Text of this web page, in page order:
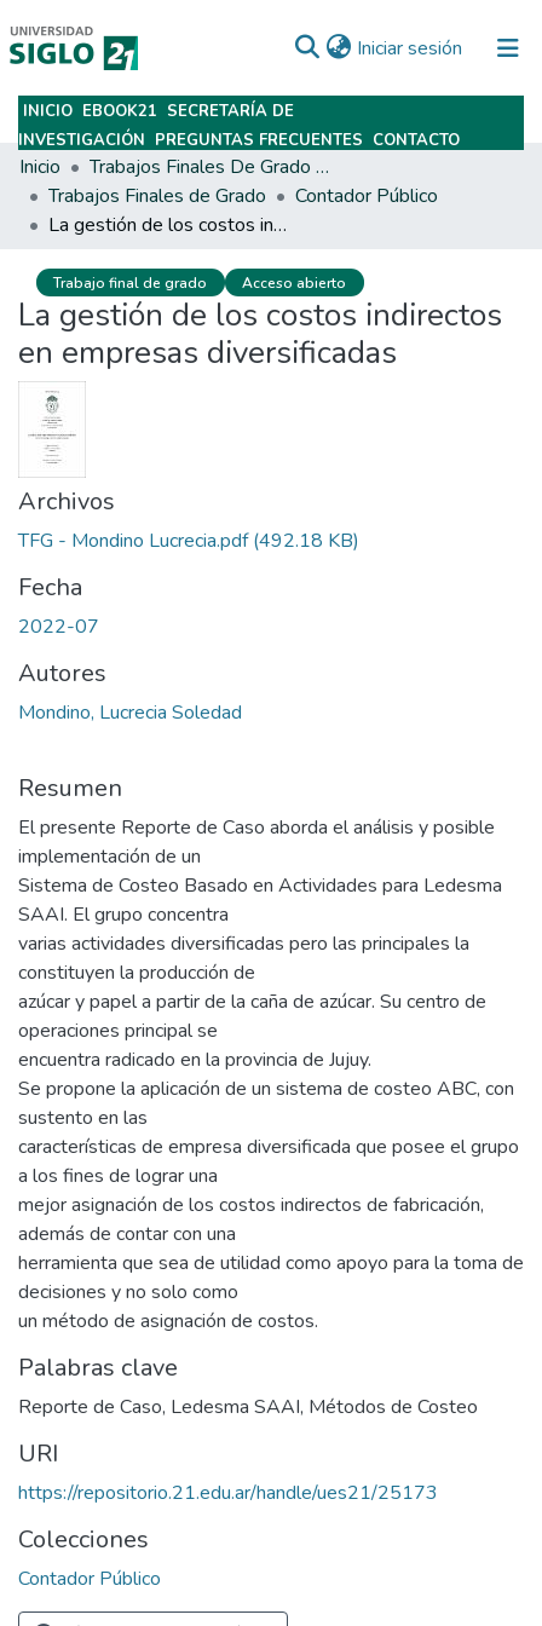
Iniciar sesión (current)
Subir
INICIO EBOOK21 SECRETARÍA DE
INVESTIGACIÓN PREGUNTAS FRECUENTES CONTACTO
Inicio
Trabajos Finales De Grado Y Posgrado
Trabajos Finales de Grado
Contador Público
La gestión de los costos indirectos en empresas diversificadas
Trabajo final de grado Acceso abierto
La gestión de los costos indirectos
en empresas diversificadas
Archivos
TFG - Mondino Lucrecia.pdf(492.18 KB)
Fecha
2022-07
Autores
Mondino, Lucrecia Soledad
Resumen
El presente Reporte de Caso aborda el análisis y posible
implementación de un
Sistema de Costeo Basado en Actividades para Ledesma
SAAI. El grupo concentra
varias actividades diversificadas pero las principales la
constituyen la producción de
azúcar y papel a partir de la caña de azúcar. Su centro de
operaciones principal se
encuentra radicado en la provincia de Jujuy.
Se propone la aplicación de un sistema de costeo ABC, con
sustento en las
características de empresa diversificada que posee el grupo
a los fines de lograr una
mejor asignación de los costos indirectos de fabricación,
además de contar con una
herramienta que sea de utilidad como apoyo para la toma de
decisiones y no solo como
un método de asignación de costos.
Palabras clave
Reporte de Caso, Ledesma SAAI, Métodos de Costeo
URI
https://repositorio.21.edu.ar/handle/ues21/25173
Colecciones
Contador Público